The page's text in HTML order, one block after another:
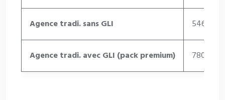
Agence tradi. sans GLI 546€
Agence tradi. avec GLI (pack premium) 780€